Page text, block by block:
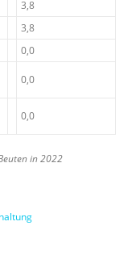
3,8
3,8
0,0
0,0
0,0
in 2022